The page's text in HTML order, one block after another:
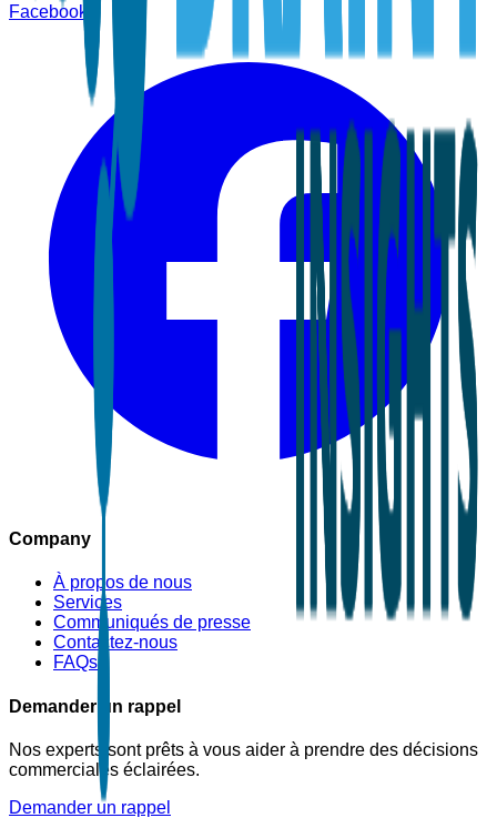
Facebook
Company
À propos de nous
Services
Communiqués de presse
Contactez-nous
FAQs
Demander un rappel
Nos experts sont prêts à vous aider à prendre des décisions
commerciales éclairées.
Demander un rappel